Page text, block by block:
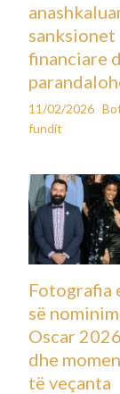
sanksionet
financiare
11/02/2026
fundit
Fotografia
së
Oscar
dhe
të veçanta